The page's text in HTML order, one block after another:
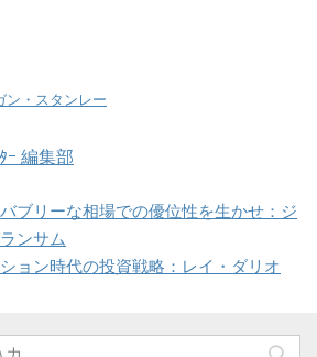
ン・スタンレー
ｰ 編集部
ブリーな相場での優位性を生かせ：ジ
ンサム
ョン時代の投資戦略：レイ・ダリオ